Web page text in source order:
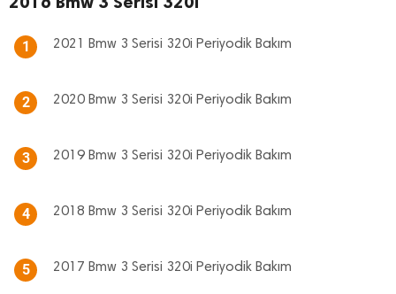
1 2021 Bmw 3 Serisi 320i Periyodik Bakım
2 2020 Bmw 3 Serisi 320i Periyodik Bakım
3 2019 Bmw 3 Serisi 320i Periyodik Bakım
4 2018 Bmw 3 Serisi 320i Periyodik Bakım
5 2017 Bmw 3 Serisi 320i Periyodik Bakım